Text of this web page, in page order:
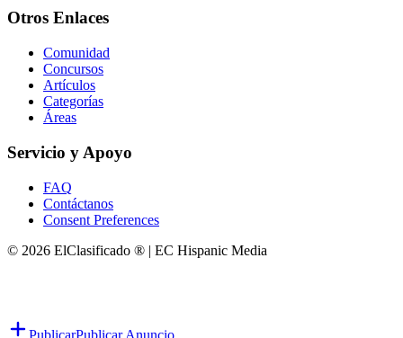
Otros Enlaces
Comunidad
Concursos
Artículos
Categorías
Áreas
Servicio y Apoyo
FAQ
Contáctanos
Consent Preferences
© 2026 ElClasificado ® | EC Hispanic Media
PublicarPublicar Anuncio